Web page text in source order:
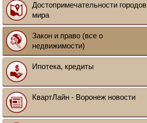
Достопримечательности городов
мира
Закон и право (все о
недвижимости)
Ипотека, кредиты
КвартЛайн - Воронеж новости